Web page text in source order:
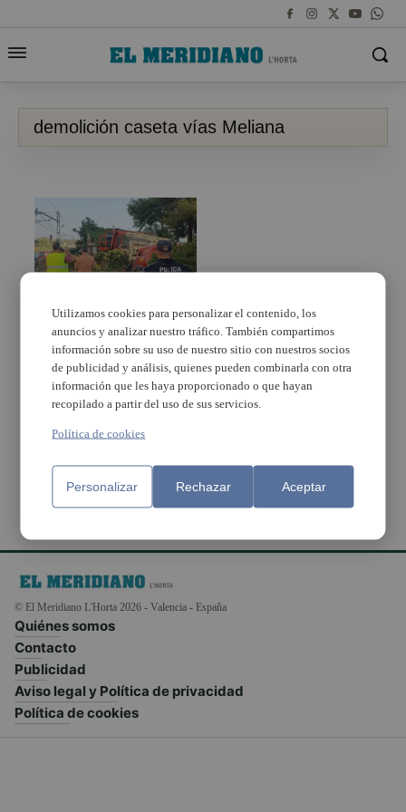
demolición caseta vías Meliana
Meliana llega a un
acuerdo con FGV y
demuele una caseta
abandonada utilizada
por ocupas y que
albergaba material
robado
© El Meridiano L'Horta 2026 - Valencia - España
Quiénes somos
Contacto
Publicidad
Aviso legal y Política de privacidad
Política de cookies
Utilizamos cookies para personalizar el contenido, los
anuncios y analizar nuestro tráfico. También compartimos
información sobre su uso de nuestro sitio con nuestros socios
de publicidad y análisis, quienes pueden combinarla con otra
información que les haya proporcionado o que hayan
recopilado a partir del uso de sus servicios.
Política de cookies
Personalizar Rechazar Aceptar